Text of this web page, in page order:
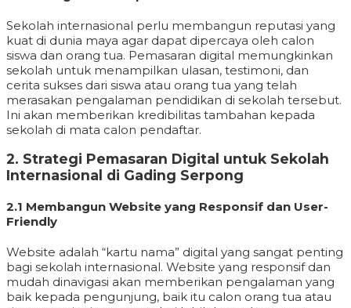
Sekolah internasional perlu membangun reputasi yang
kuat di dunia maya agar dapat dipercaya oleh calon
siswa dan orang tua. Pemasaran digital memungkinkan
sekolah untuk menampilkan ulasan, testimoni, dan
cerita sukses dari siswa atau orang tua yang telah
merasakan pengalaman pendidikan di sekolah tersebut.
Ini akan memberikan kredibilitas tambahan kepada
sekolah di mata calon pendaftar.
2. Strategi Pemasaran Digital untuk Sekolah
Internasional di Gading Serpong
2.1 Membangun Website yang Responsif dan User-
Friendly
Website adalah “kartu nama” digital yang sangat penting
bagi sekolah internasional. Website yang responsif dan
mudah dinavigasi akan memberikan pengalaman yang
baik kepada pengunjung, baik itu calon orang tua atau